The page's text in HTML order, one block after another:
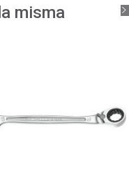
misma